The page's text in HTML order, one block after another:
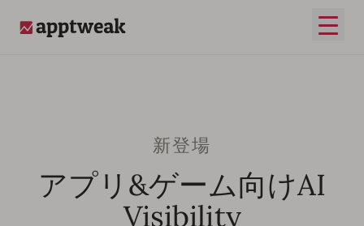
メイ
新登場
アプリ&ゲーム向けAI
Visibility